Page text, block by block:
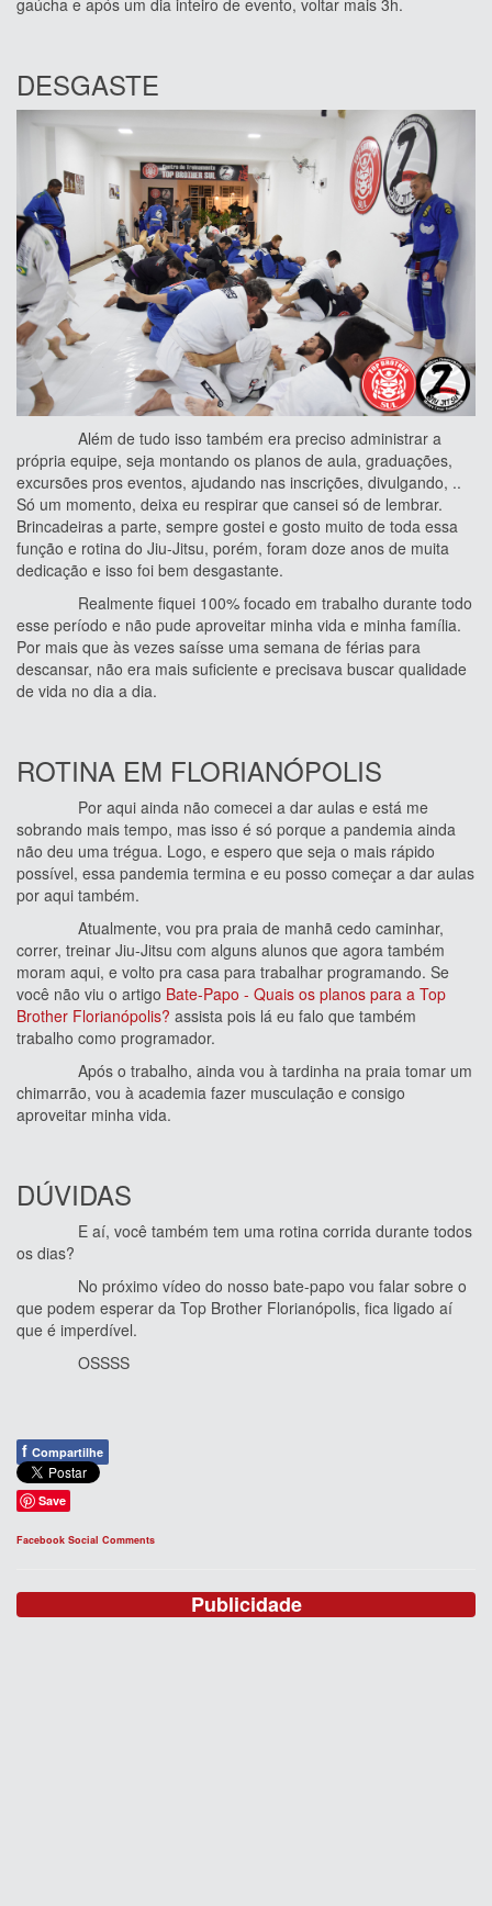
DESGASTE
Além de tudo isso também era preciso administrar a
própria equipe, seja montando os planos de aula, graduações,
excursões pros eventos, ajudando nas inscrições, divulgando, ..
Só um momento, deixa eu respirar que cansei só de lembrar.
Brincadeiras a parte, sempre gostei e gosto muito de toda essa
função e rotina do Jiu-Jitsu, porém, foram doze anos de muita
dedicação e isso foi bem desgastante.
Realmente fiquei 100% focado em trabalho durante todo
esse período e não pude aproveitar minha vida e minha família.
Por mais que às vezes saísse uma semana de férias para
descansar, não era mais suficiente e precisava buscar qualidade
de vida no dia a dia.
ROTINA EM FLORIANÓPOLIS
Por aqui ainda não comecei a dar aulas e está me
sobrando mais tempo, mas isso é só porque a pandemia ainda
não deu uma trégua. Logo, e espero que seja o mais rápido
possível, essa pandemia termina e eu posso começar a dar aulas
por aqui também.
Atualmente, vou pra praia de manhã cedo caminhar,
correr, treinar Jiu-Jitsu com alguns alunos que agora também
moram aqui, e volto pra casa para trabalhar programando. Se
você não viu o artigo Bate-Papo - Quais os planos para a Top
Brother Florianópolis? assista pois lá eu falo que também
trabalho como programador.
Após o trabalho, ainda vou à tardinha na praia tomar um
chimarrão, vou à academia fazer musculação e consigo
aproveitar minha vida.
DÚVIDAS
E aí, você também tem uma rotina corrida durante todos
os dias?
No próximo vídeo do nosso bate-papo vou falar sobre o
que podem esperar da Top Brother Florianópolis, fica ligado aí
que é imperdível.
OSSSS
f Compartilhe
Save
Facebook Social Comments
Publicidade